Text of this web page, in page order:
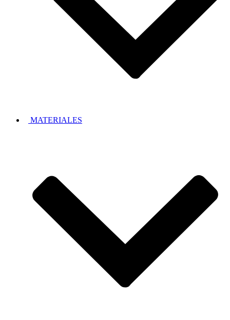
MATERIALES